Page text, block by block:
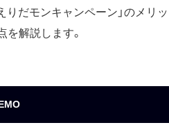
だモンキャンペーン」のメリ
解説します。